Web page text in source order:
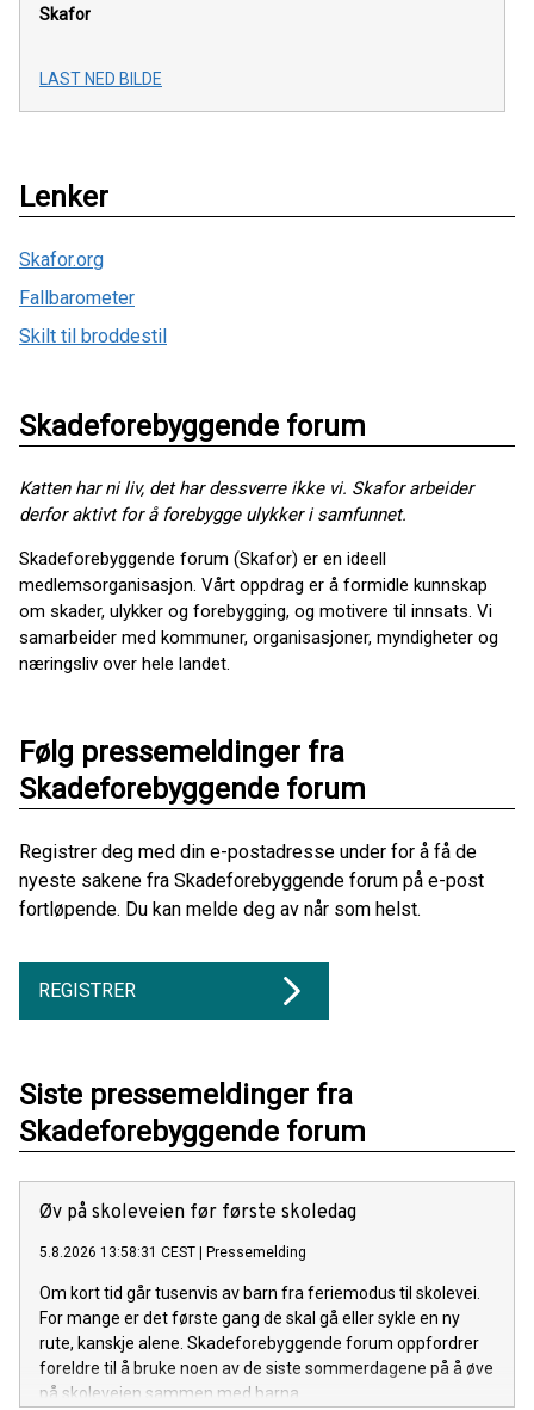
Skafor
LAST NED BILDE
Lenker
Skafor.org
Fallbarometer
Skilt til broddestil
Skadeforebyggende forum
Katten har ni liv, det har dessverre ikke vi. Skafor arbeider
derfor aktivt for å forebygge ulykker i samfunnet.
Skadeforebyggende forum (Skafor) er en ideell
medlemsorganisasjon. Vårt oppdrag er å formidle kunnskap
om skader, ulykker og forebygging, og motivere til innsats. Vi
samarbeider med kommuner, organisasjoner, myndigheter og
næringsliv over hele landet.
Følg pressemeldinger fra
Skadeforebyggende forum
Registrer deg med din e-postadresse under for å få de
nyeste sakene fra Skadeforebyggende forum på e-post
fortløpende. Du kan melde deg av når som helst.
REGISTRER
Siste pressemeldinger fra
Skadeforebyggende forum
Øv på skoleveien før første skoledag
5.8.2026 13:58:31 CEST Pressemelding
Om kort tid går tusenvis av barn fra feriemodus til skolevei.
For mange er det første gang de skal gå eller sykle en ny
rute, kanskje alene. Skadeforebyggende forum oppfordrer
foreldre til å bruke noen av de siste sommerdagene på å øve
på skoleveien sammen med barna.